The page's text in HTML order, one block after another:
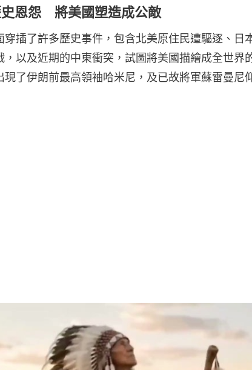
恩怨 將美國塑造成公敵
穿插了許多歷史事件，包含北美原住民遭驅逐、日
，以及近期的中東衝突，試圖將美國描繪成全世界
現了伊朗前最高領袖哈米尼，及已故將軍蘇雷曼尼